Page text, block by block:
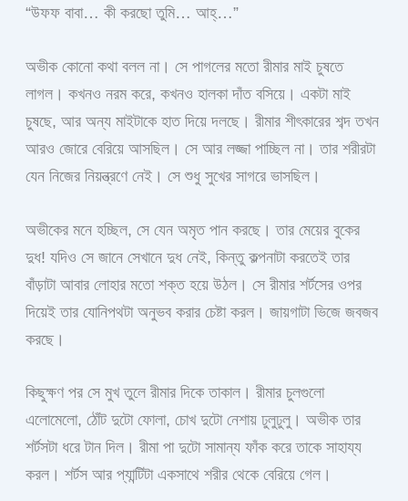
“উফফ বাবা… কী করছো তুমি… আহ্…”
অভীক কোনো কথা বলল না। সে পাগলের মতো রীমার মাই চুষতে
লাগল। কখনও নরম করে, কখনও হালকা দাঁত বসিয়ে। একটা মাই
চুষছে, আর অন্য মাইটাকে হাত দিয়ে দলছে। রীমার শীৎকারের শব্দ তখন
আরও জোরে বেরিয়ে আসছিল। সে আর লজ্জা পাচ্ছিল না। তার শরীরটা
যেন নিজের নিয়ন্ত্রণে নেই। সে শুধু সুখের সাগরে ভাসছিল।
অভীকের মনে হচ্ছিল, সে যেন অমৃত পান করছে। তার মেয়ের বুকের
দুধ! যদিও সে জানে সেখানে দুধ নেই, কিন্তু কল্পনাটা করতেই তার
বাঁড়াটা আবার লোহার মতো শক্ত হয়ে উঠল। সে রীমার শর্টসের ওপর
দিয়েই তার যোনিপথটা অনুভব করার চেষ্টা করল। জায়গাটা ভিজে জবজব
করছে।
কিছুক্ষণ পর সে মুখ তুলে রীমার দিকে তাকাল। রীমার চুলগুলো
এলোমেলো, ঠোঁট দুটো ফোলা, চোখ দুটো নেশায় ঢুলুঢুলু। অভীক তার
শর্টসটা ধরে টান দিল। রীমা পা দুটো সামান্য ফাঁক করে তাকে সাহায্য
করল। শর্টস আর প্যান্টিটা একসাথে শরীর থেকে বেরিয়ে গেল।